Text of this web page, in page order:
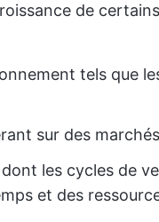
de
tels que
sur des
les cycles de
et des